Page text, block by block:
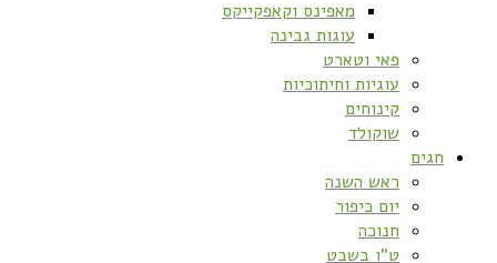
מאפינס וקאפקייקס
עוגות גבינה
פאי וטארט
עוגיות וחיתוכיות
קינוחים
שוקולד
חגים
ראש השנה
יום כיפור
חנוכה
ט”ו בשבט